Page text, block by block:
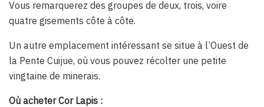
Vous remarquerez des groupes de deux, trois, voire
quatre gisements côte à côte.
Un autre emplacement intéressant se situe à l’Ouest de
la Pente Cuijue, où vous pouvez récolter une petite
vingtaine de minerais.
Où acheter Cor Lapis :